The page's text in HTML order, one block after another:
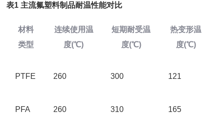
表1 主流氟塑料制品耐温性能对比
材料
类型
连续使用温
度(℃)
短期耐受温
度(℃)
热变形温
度(℃)
PTFE 260 300 121
PFA 260 310 165